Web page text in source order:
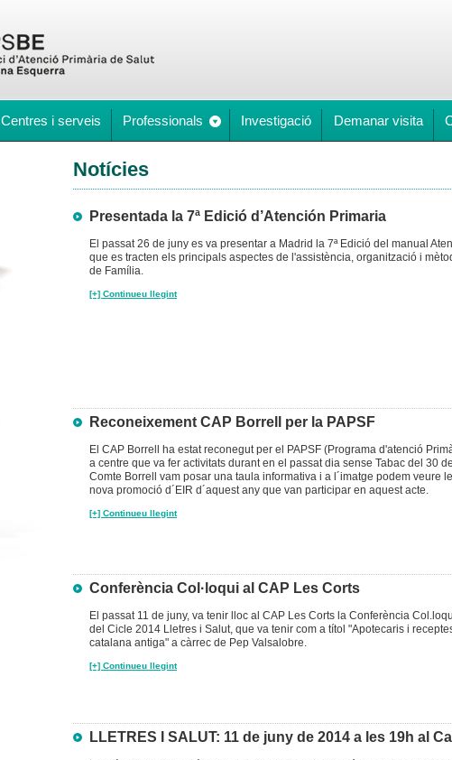
Centres i serveis Professionals Investigació Demanar visita
Notícies
Presentada la 7ª Edició d’Atención Primaria
El passat 26 de juny es va presentar a Madrid la 7ª Edició del manual
que es tracten els principals aspectes de l'assistència, organització i
de Família.
[+] Continueu llegint
Reconeixement CAP Borrell per la PAPSF
El CAP Borrell ha estat reconegut per el PAPSF (Programa d'atenció
a centre que va fer activitats durant en el passat dia sense Tabac del 30
Comte Borrell vam posar una taula informativa i a l´imatge podem veure
nova promoció d´EIR d´aquest any que van participar en aquest acte.
[+] Continueu llegint
Conferència Col·loqui al CAP Les Corts
El passat 11 de juny, va tenir lloc al CAP Les Corts la Conferència
del Cicle 2014 Lletres i Salut, que va tenir com a títol "Apotecaris i
catalana antiga" a càrrec de Pep Valsalobre.
[+] Continueu llegint
LLETRES I SALUT: 11 de juny de 2014 a les 19h al